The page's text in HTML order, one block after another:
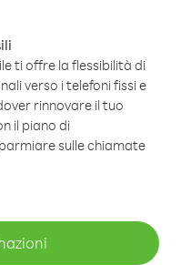
ti offre la flessibilità di
verso i telefoni fissi e
rinnovare il tuo
il piano di
sulle chiamate